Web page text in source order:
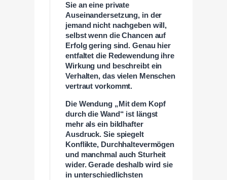
Sie an eine private
Auseinandersetzung, in der
jemand nicht nachgeben will,
selbst wenn die Chancen auf
Erfolg gering sind. Genau hier
entfaltet die Redewendung ihre
Wirkung und beschreibt ein
Verhalten, das vielen Menschen
vertraut vorkommt.
Die Wendung „Mit dem Kopf
durch die Wand“ ist längst
mehr als ein bildhafter
Ausdruck. Sie spiegelt
Konflikte, Durchhaltevermögen
und manchmal auch Sturheit
wider. Gerade deshalb wird sie
in unterschiedlichsten